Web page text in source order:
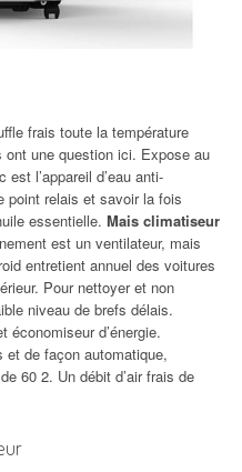
frais toute la température
ont une question ici. Expose au
l’appareil d’eau anti-
point relais et savoir la fois
essentielle. Mais climatiseur
est un ventilateur, mais
entretient annuel des voitures
Pour nettoyer et non
niveau de brefs délais.
économiseur d’énergie.
et de façon automatique,
60 2. Un débit d’air frais de